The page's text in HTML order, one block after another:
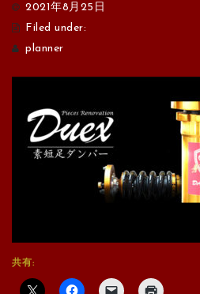
2021年8月25日
Filed under:
planner
共有: